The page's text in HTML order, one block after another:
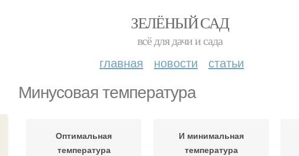
ЗЕЛЁНЫЙ САД
всё для дачи и сада
главная новости статьи
Минусовая температура
Оптимальная
температура
И минимальная
температура